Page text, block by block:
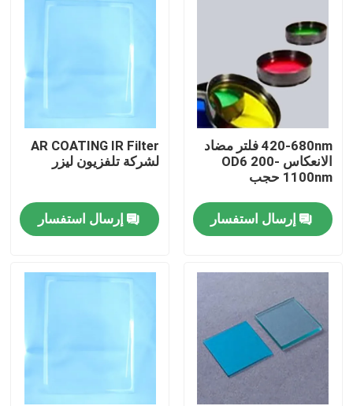
منزل
أشرطة فيديو
420-680nm فلتر مضاد
الانعكاس OD6 200-
1100nm حجب
إرسال استفسار
AR COATING IR Filter
لشركة تلفزيون ليزر
إرسال استفسار